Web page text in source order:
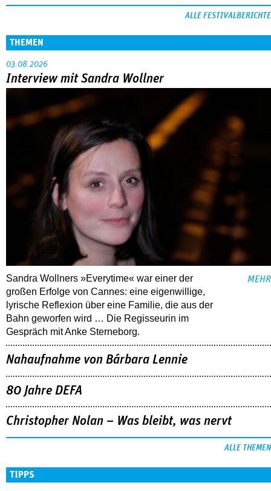
ALLE FESTIVALBERICHTE
THEMEN
03.08.2026
Interview mit Sandra Wollner
Sandra Wollners »Everytime« war einer der
großen Erfolge von Cannes: eine eigenwillige,
lyrische Reflexion über eine ­Familie, die aus der
Bahn geworfen wird … Die Regisseurin im
Gespräch mit Anke Sterneborg.
MEHR
Nahaufnahme von Bárbara Lennie
80 Jahre DEFA
Christopher Nolan – Was bleibt, was nervt
ALLE THEMEN
TIPPS